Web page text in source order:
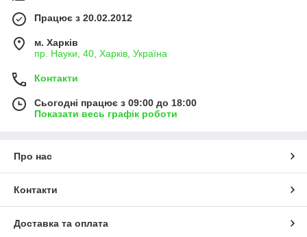
Працює з 20.02.2012
м. Харків
пр. Науки, 40, Харків, Україна
Контакти
Сьогодні працює з 09:00 до 18:00
Показати весь графік роботи
Про нас
Контакти
Доставка та оплата